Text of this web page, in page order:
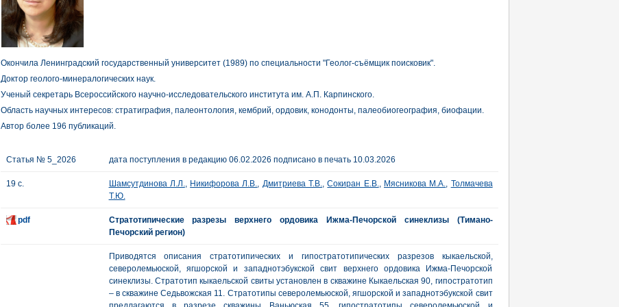
Окончила Ленинградский государственный университет (1989) по специальности "Геолог-съёмщик поисковик".
Доктор геолого-минералогических наук.
Ученый секретарь Всероссийского научно-исследовательского института им. А.П. Карпинского.
Область научных интересов: стратиграфия, палеонтология, кембрий, ордовик, конодонты, палеобиогеография, биофации.
Автор более 196 публикаций.
Статья № 5_2026 дата поступления в редакцию 06.02.2026 подписано в печать 10.03.2026
19 с. Шамсутдинова Л.Л., Никифорова Л.В., Дмитриева Т.В.,Сокиран Е.В., Мясникова М.А., Толмачева
Т.Ю.
pdf
Стратотипические разрезы верхнего ордовика Ижма-Печорской синеклизы (Тимано-
Печорский регион)
Приводятся описания стратотипических и гипостратотипических разрезов кыкаельской,
северолемьюской, ягшорской и западнотэбукской свит верхнего ордовика Ижма-Печорской
синеклизы. Стратотип кыкаельской свиты установлен в скважине Кыкаельская 90, гипостратотип
– в скважине Седьвожская 11. Стратотипы северолемьюской, ягшорской и западнотэбукской свит